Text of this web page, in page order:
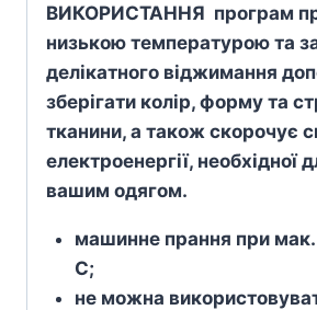
ВИКОРИСТАННЯ програм
низькою температурою та
делікатного віджимання
зберігати колір, форму та
тканини, а також скорочує
електроенергії, необхідної
вашим одягом.
машинне прання при
С;
не можна